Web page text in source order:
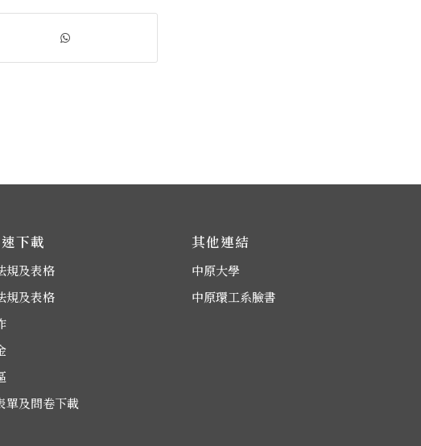
下載
規及表格
規及表格
單及問卷下載
其他連結
中原大學
中原環工系臉書